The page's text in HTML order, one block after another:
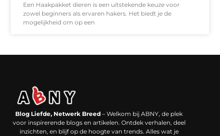
Een Haakpakket dieren is een uitstekende keuze voor
zowel beginners als ervaren hakers. Het biedt je de
mogelijkheid om op een
Blog Liefde, Netwerk Breed – Welkom bij ABNY, de plek
voor inspirerende blogs en artikelen. Ontdek verhalen, deel
inzichten, en blijf op de hoogte van trends. Alles wat je